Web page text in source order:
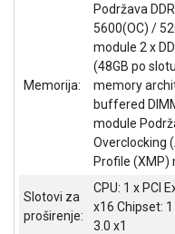
ALAT I
IGRAČKE
Memorija:
Podržava
5600(OC) /
module 2 x
(48GB po
memory
buffered
module
Overclocking
Profile (XMP)
Slotovi za
proširenje:
CPU: 1 x PCI
x16 Chipset:
3.0 x1